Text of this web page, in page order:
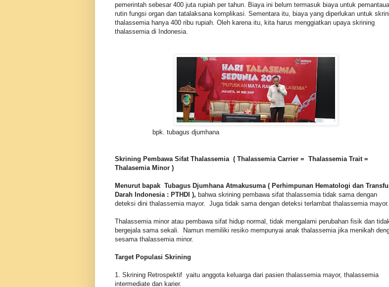
pemerintah sebesar 400 juta rupiah per tahun. Biaya ini belum termasuk biaya untuk
rutin fungsi organ dan tatalaksana komplikasi. Sementara itu, biaya yang diperlukan untuk
thalassemia hanya 400 ribu rupiah. Oleh karena itu, kita harus menggiatkan upaya skrining
thalassemia di Indonesia.
bpk. tubagus djumhana
Skrining Pembawa Sifat Thalassemia ( Thalassemia Carrier = Thalassemia Trait =
Thalasemia Minor )
Menurut bapak Tubagus Djumhana Atmakusuma ( Perhimpunan Hematologi dan
Darah Indonesia : PTHDI ), bahwa skrining pembawa sifat thalassemia tidak sama dengan
deteksi dini thalassemia mayor. Juga tidak sama dengan deteksi terlambat thalassemia mayor.
Thalassemia minor atau pembawa sifat hidup normal, tidak mengalami perubahan fisik dan
bergejala sama sekali. Namun memiliki resiko mempunyai anak thalassemia jika menikah
sesama thalassemia minor.
Target Populasi Skrining
1. Skrining Retrospektif yaitu anggota keluarga dari pasien thalassemia mayor, thalassemia
intermediate dan karier.